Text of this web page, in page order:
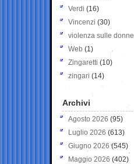
Verdi (16)
Vincenzi (30)
violenza sulle donne
Web (1)
Zingaretti (10)
zingari (14)
Archivi
Agosto 2026 (95)
Luglio 2026 (613)
Giugno 2026 (545)
Maggio 2026 (402)